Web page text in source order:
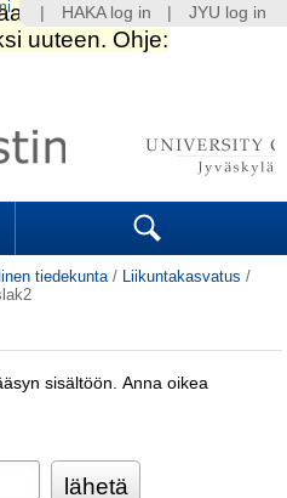
Search
tiedekunta / Liikuntakasvatus /
sisältöön. Anna oikea
HAKA log in JYU log in